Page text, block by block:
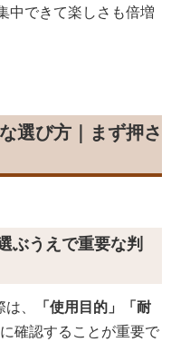
中できて楽しさも倍増
選び方｜まず押さ
ぶうえで重要な判
、
「使用目的」「耐
確認することが重要で